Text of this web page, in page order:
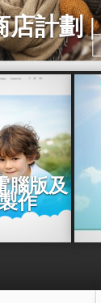
店計劃
腦版及
作